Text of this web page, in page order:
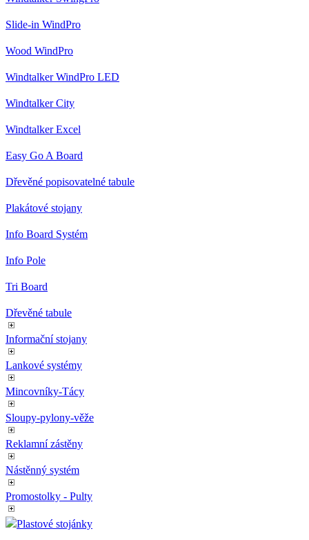
Slide-in WindPro
Wood WindPro
Windtalker WindPro LED
Windtalker City
Windtalker Excel
Easy Go A Board
Dřevěné popisovatelné tabule
Plakátové stojany
Info Board Systém
Info Pole
Tri Board
Dřevěné tabule
Informační stojany
Lankové systémy
Mincovníky-Tácy
Sloupy-pylony-věže
Reklamní zástěny
Nástěnný systém
Promostolky - Pulty
Plastové stojánky